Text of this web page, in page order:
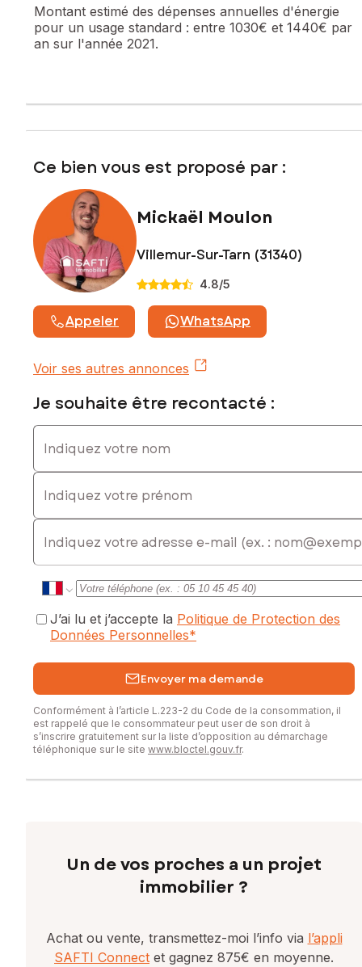
Les informations sur les risques auxquels ce bien est
exposé sont disponibles sur le site Géorisques :
Honoraires charge vendeur
commercial immatriculé au RSAC de TOULOUSE sous le
numéro 902 931 930
Montant estimé des dépenses annuelles d'énergie
pour un usage standard : entre 1030€ et 1440€ par
an sur l'année 2021.
Ce bien vous est proposé par :
Mickaël Moulon
Villemur-Sur-Tarn (31340)
4.8/5
Appeler WhatsApp
Voir ses autres annonces
Je souhaite être recontacté :
Indiquez votre nom
Indiquez votre prénom
E-mail
J’ai lu et j’accepte la Politique de Protection des
Données Personnelles*
Envoyer ma demande
Conformément à l’article L.223-2 du Code de la consommation, il
est rappelé que le consommateur peut user de son droit à
s’inscrire gratuitement sur la liste d’opposition au démarchage
téléphonique sur le site www.bloctel.gouv.fr.
Un de vos proches a un projet
immobilier ?
Achat ou vente, transmettez-moi l’info via l’appli
SAFTI Connect et gagnez 875€ en moyenne.